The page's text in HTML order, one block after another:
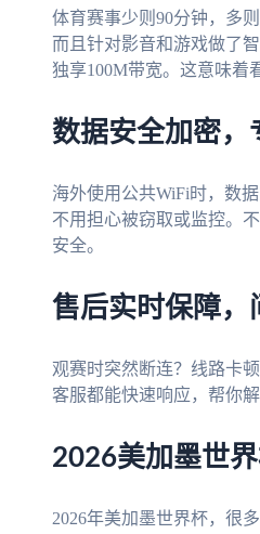
体育赛事少则90分钟，多
而且针对影音和游戏做了
独享100M带宽。这意味着
数据安全加密，
海外使用公共WiFi时，数据
不用担心被窃取或监控。
安全。
售后实时保障，
观赛时突然断连？线路卡顿
客服都能快速响应，帮你
2026美加墨世
2026年美加墨世界杯，很